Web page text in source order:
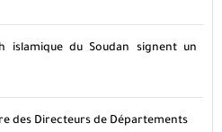
islamique du Soudan signent un
des Directeurs de Départements